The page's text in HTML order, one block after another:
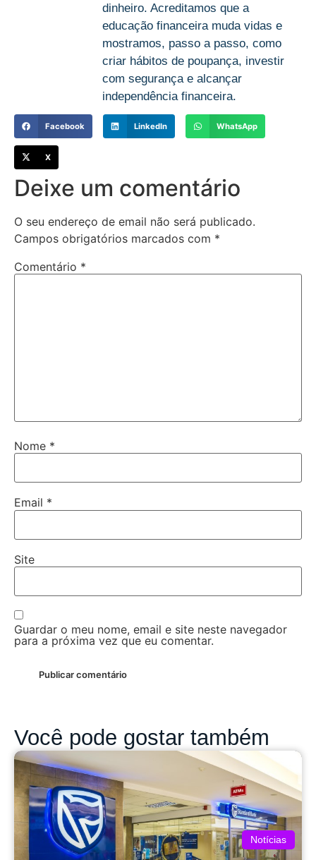
dinheiro. Acreditamos que a
educação financeira muda vidas e
mostramos, passo a passo, como
criar hábitos de poupança, investir
com segurança e alcançar
independência financeira.
Facebook LinkedIn WhatsApp
X
Deixe um comentário
O seu endereço de email não será publicado.
Campos obrigatórios marcados com *
Comentário *
Nome *
Email *
Site
Guardar o meu nome, email e site neste navegador
para a próxima vez que eu comentar.
Você pode gostar também
Notícias